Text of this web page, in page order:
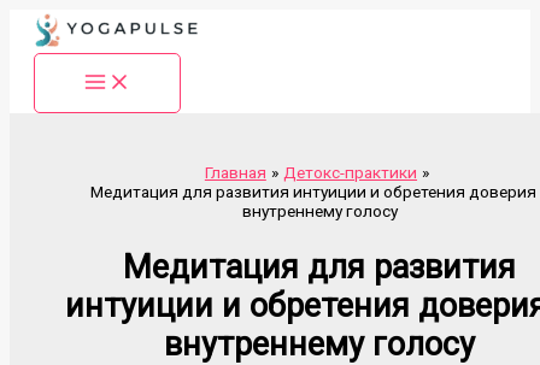
Перейти
содержимому
Главная
Детокс-практики
Медитация для развития интуиции и обретения доверия
внутреннему голосу
Медитация для развития
интуиции и обретения
внутреннему голосу